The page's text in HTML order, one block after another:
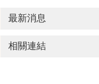
最新消息
相關連結